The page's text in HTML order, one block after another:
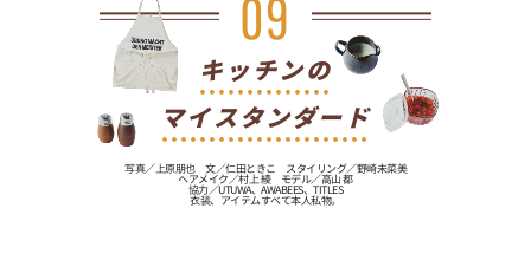
キッチンの
マイスタンダード
写真／上原朋也 文／仁田ときこ スタイリング／野崎未菜美
ヘアメイク／村上 綾 モデル／高山 都
協力／UTUWA、AWABEES、TITLES
衣装、アイテムすべて本人私物。